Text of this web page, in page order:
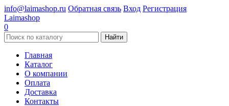
info@laimashop.ru Обратная связь Вход Регистрация
Laimashop
0
Найти
Главная
Каталог
О компании
Оплата
Доставка
Контакты